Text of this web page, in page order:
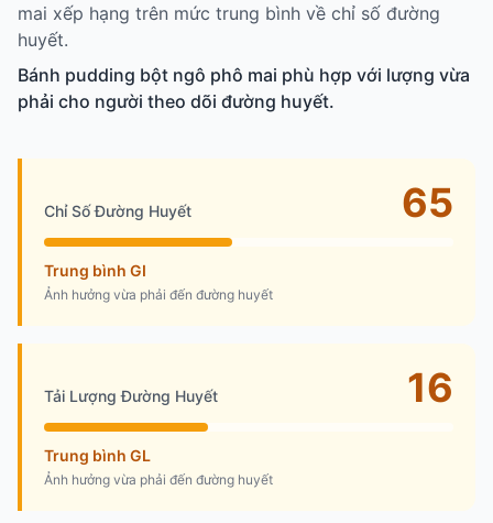
mai xếp hạng trên mức trung bình về chỉ số đường
huyết.
Bánh pudding bột ngô phô mai phù hợp với lượng vừa
phải cho người theo dõi đường huyết.
Chỉ Số Đường Huyết 65
Trung bình GI
Ảnh hưởng vừa phải đến đường huyết
Tải Lượng Đường Huyết 16
Trung bình GL
Ảnh hưởng vừa phải đến đường huyết